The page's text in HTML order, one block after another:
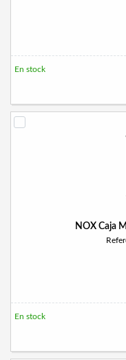
En stock
NOX Caja
En stock